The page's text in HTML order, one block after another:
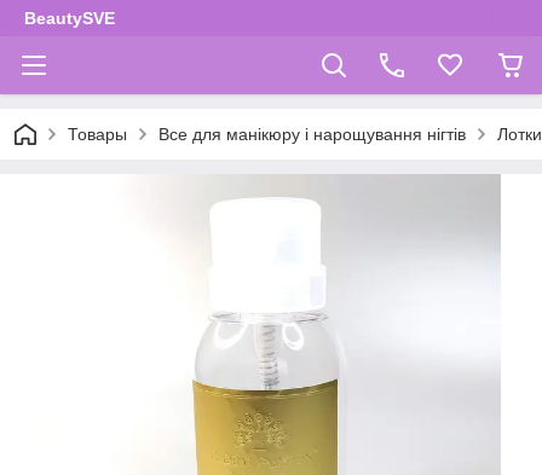
BeautySVE
Товары Все для манікюру і нарощування нігтів